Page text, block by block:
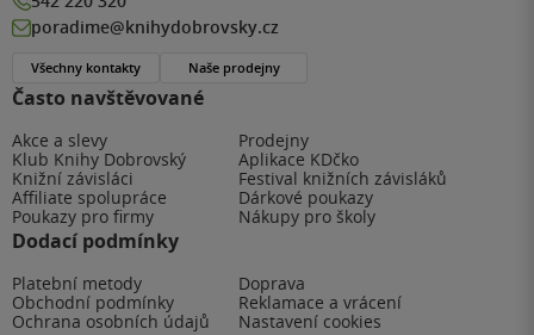
Často navštěvované
Akce a slevy
Prodejny
Klub Knihy Dobrovský
Aplikace KDčko
Knižní závisláci
Festival knižních závisláků
Affiliate spolupráce
Dárkové poukazy
Poukazy pro firmy
Nákupy pro školy
Dodací podmínky
Platební metody
Doprava
Obchodní podmínky
Reklamace a vrácení
Ochrana osobních údajů
Nastavení cookies
poradime@knihydobrovsky.cz
Všechny kontakty Naše prodejny